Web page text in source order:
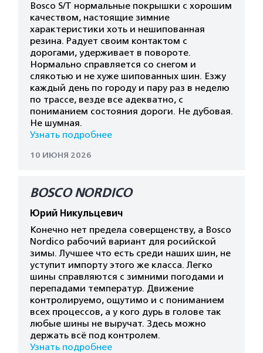
Bosco S/T нормальные покрышки с хорошим
качеством, настоящие зимние
характеристики хоть и нешипованная
резина. Радует своим контактом с
дорогами, удерживает в повороте.
Нормально справляется со снегом и
слякотью и не хуже шипованных шин. Езжу
каждый день по городу и пару раз в неделю
по трассе, везде все адекватно, с
пониманием состояния дороги. Не дубовая.
Не шумная.
Узнать подробнее
10 ИЮНЯ 2026
BOSCO NORDICO
Юрий Никульцевич
Конечно нет предела соверщенству, а Bosco
Nordico рабочий вариант для росийской
зимы. Лучшее что есть среди наших шин, не
уступит импорту этого же класса. Легко
шины справляются с зимними погодами и
перепадами температур. Движение
контролируемо, ощутимо и с пониманием
всех процессов, а у кого дурь в голове так
любые шины не выручат. Здесь можно
держать всё под контролем.
Узнать подробнее